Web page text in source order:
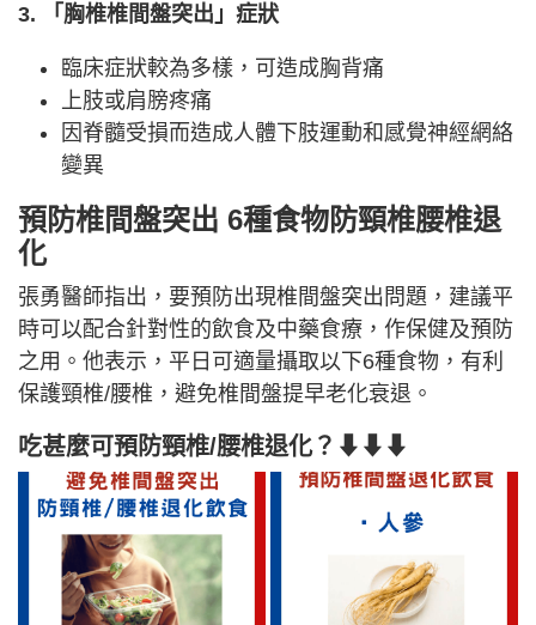
3. 「胸椎椎間盤突出」症狀
臨床症狀較為多樣，可造成胸背痛
上肢或肩膀疼痛
因脊髓受損而造成人體下肢運動和感覺神經網絡
變異
預防椎間盤突出 6種食物防頸椎腰椎退
化
張勇醫師指出，要預防出現椎間盤突出問題，建議平
時可以配合針對性的飲食及中藥食療，作保健及預防
之用。他表示，平日可適量攝取以下6種食物，有利
保護頸椎/腰椎，避免椎間盤提早老化衰退。
吃甚麼可預防頸椎/腰椎退化？⬇⬇⬇